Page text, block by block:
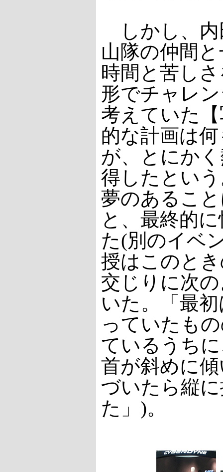
しかし、内
山隊の仲間
時間と苦し
形でチャレ
考えていた
的な計画は
が、とにか
得したとい
夢のあるこ
と、最終的
た(別のイベ
授はこのと
交じりに次
いた。「最
っていたも
ているうち
首が斜めに
づいたら縦
た」)。